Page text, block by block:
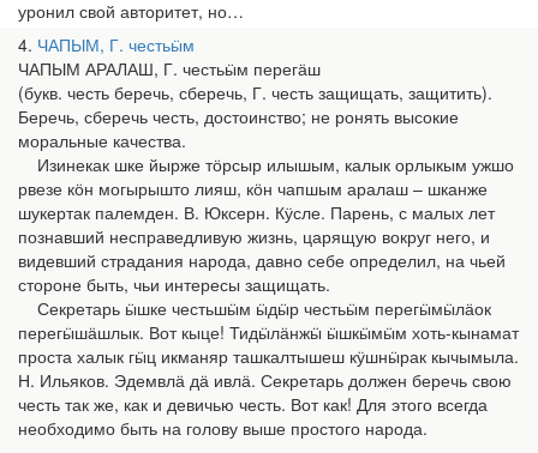
уронил свой авторитет, но…
4 ЧАПЫМ, Г. честьӹм
ЧАПЫМ АРАЛАШ, Г. честьӹм перегӓш
(букв. честь беречь, сберечь, Г. честь защищать, защитить).
Беречь, сберечь честь, достоинство; не ронять высокие
моральные качества.
Изинекак шке йырже тӧрсыр илышым, калык орлыкым ужшо
рвезе кӧн могырышто лияш, кӧн чапшым аралаш – шканже
шукертак палемден. В. Юксерн. Кӱсле. Парень, с малых лет
познавший несправедливую жизнь, царящую вокруг него, и
видевший страдания народа, давно себе определил, на чьей
стороне быть, чьи интересы защищать.
Секретарь ӹшке честьшӹм ӹдӹр честьӹм перегӹмӹлӓок
перегӹшӓшлык. Вот кыце! Тидӹлӓнжӹ ӹшкӹмӹм хоть-кынамат
проста халык гӹц икманяр ташкалтышеш кӱшнӹрак кычымыла.
Н. Ильяков. Эдемвлӓ дӓ ивлӓ. Секретарь должен беречь свою
честь так же, как и девичью честь. Вот как! Для этого всегда
необходимо быть на голову выше простого народа.